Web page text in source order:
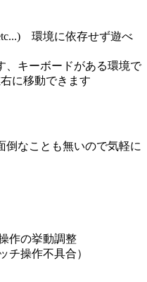
環境に依存せず遊べ
、キーボードがある環境で
に移動できます
倒なことも無いので気軽に
作の挙動調整
チ操作不具合）